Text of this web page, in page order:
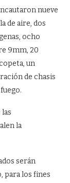
nueve
de aire, dos
ocho
9mm, 20
un
de chasis
la
serán
para los fines